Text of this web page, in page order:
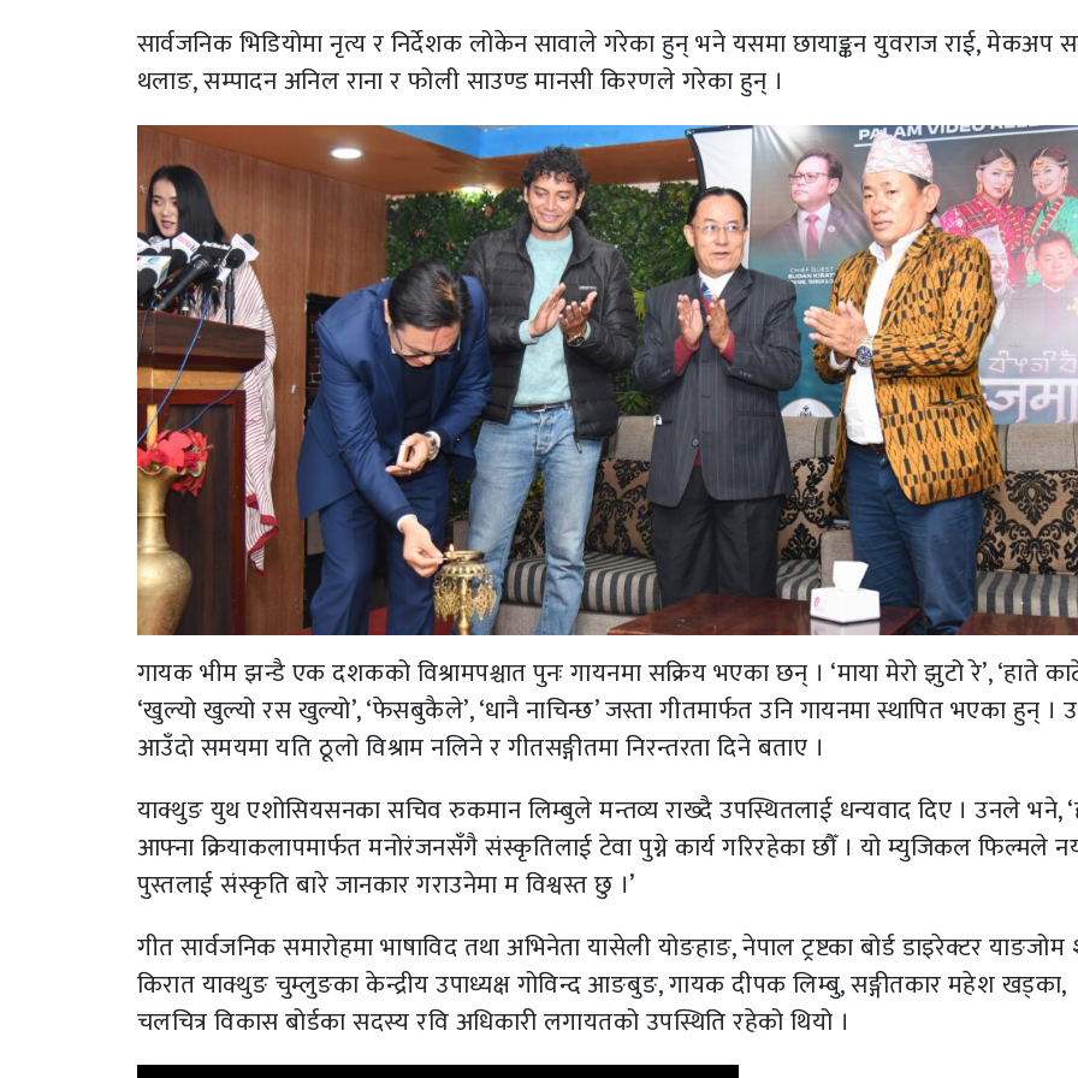
सार्वजनिक भिडियोमा नृत्य र निर्देशक लोकेन सावाले गरेका हुन् भने यसमा छायाङ्कन युवराज राई, मेकअप
थलाङ, सम्पादन अनिल राना र फोली साउण्ड मानसी किरणले गरेका हुन् ।
गायक भीम झन्डै एक दशकको विश्रामपश्चात पुनः गायनमा सक्रिय भएका छन् । ‘माया मेरो झुटो रे’, ‘हाते
‘खुल्यो खुल्यो रस खुल्यो’, ‘फेसबुकैले’, ‘धानै नाचिन्छ’ जस्ता गीतमार्फत उनि गायनमा स्थापित भएका हुन् ।
आउँदो समयमा यति ठूलो विश्राम नलिने र गीतसङ्गीतमा निरन्तरता दिने बताए ।
याक्थुङ युथ एशोसियसनका सचिव रुकमान लिम्बुले मन्तव्य राख्दै उपस्थितलाई धन्यवाद दिए । उनले भने,
आफ्ना क्रियाकलापमार्फत मनोरंजनसँगै संस्कृतिलाई टेवा पुग्ने कार्य गरिरहेका छौँ । यो म्युजिकल फिल्मले
पुस्तलाई संस्कृति बारे जानकार गराउनेमा म विश्वस्त छु ।’
गीत सार्वजनिक समारोहमा भाषाविद तथा अभिनेता यासेली योङहाङ, नेपाल ट्रष्टका बोर्ड डाइरेक्टर याङजोम
किरात याक्थुङ चुम्लुङका केन्द्रीय उपाध्यक्ष गोविन्द आङबुङ, गायक दीपक लिम्बु, सङ्गीतकार महेश खड्का,
चलचित्र विकास बोर्डका सदस्य रवि अधिकारी लगायतको उपस्थिति रहेको थियो ।